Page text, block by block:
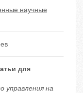
научные
для
управления на